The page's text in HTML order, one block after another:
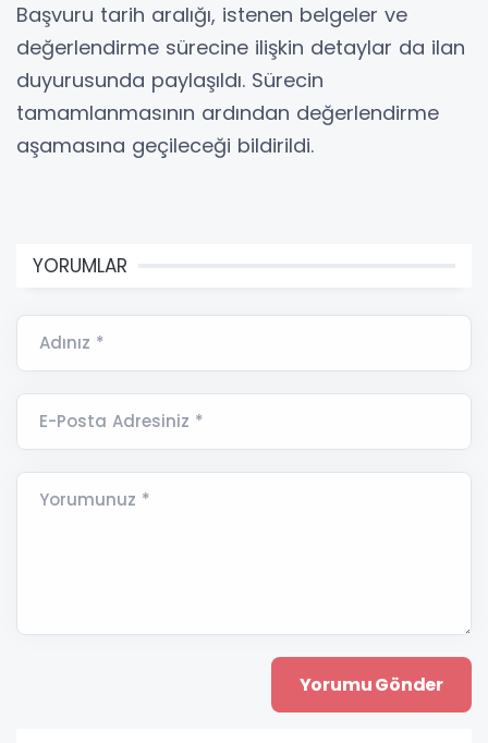
Başvuru tarih aralığı, istenen belgeler ve
değerlendirme sürecine ilişkin detaylar da ilan
duyurusunda paylaşıldı. Sürecin
tamamlanmasının ardından değerlendirme
aşamasına geçileceği bildirildi.
YORUMLAR
Adınız *
E-Posta Adresiniz *
Yorumunuz *